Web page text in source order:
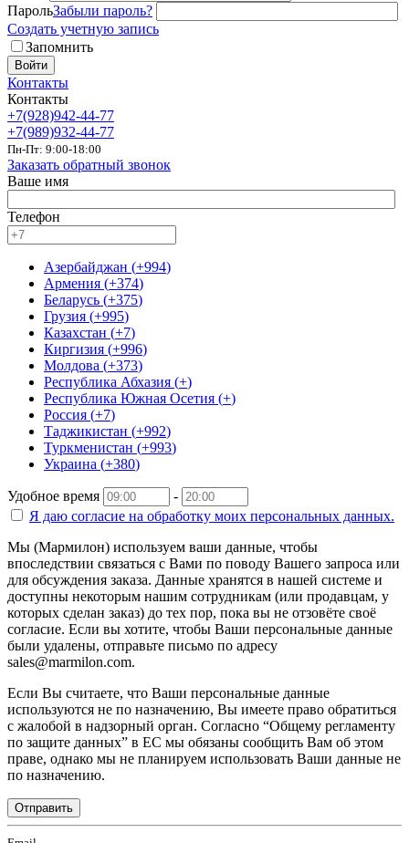
ПарольЗабыли пароль?
Создать учетную запись
Запомнить
Войти
Контакты
Контакты
+7(928)942-44-77
+7(989)932-44-77
Пн-Пт: 9:00-18:00
Заказать обратный звонок
Ваше имя
Телефон
Азербайджан (+994)
Армения (+374)
Беларусь (+375)
Грузия (+995)
Казахстан (+7)
Киргизия (+996)
Молдова (+373)
Республика Абхазия (+)
Республика Южная Осетия (+)
Россия (+7)
Таджикистан (+992)
Туркменистан (+993)
Украина (+380)
Удобное время
-
Я даю согласие на обработку моих персональных данных.
Мы (Мармилон) используем ваши данные, чтобы
впоследствии связаться с Вами по поводу Вашего запроса или
для обсуждения заказа. Данные хранятся в нашей системе и
доступны некоторым нашим сотрудникам (или продавцам, у
которых сделан заказ) до тех пор, пока вы не отзовёте своё
согласие. Если вы хотите, чтобы Ваши персональные данные
были удалены, отправьте письмо по адресу
sales@marmilon.com.
Если Вы считаете, что Ваши персональные данные
используются не по назначению, Вы имеете право обратиться
с жалобой в надзорный орган. Согласно “Общему регламенту
по защите данных” в ЕС мы обязаны сообщить Вам об этом
праве, однако мы не планируем использовать Ваши данные не
по назначению.
Отправить